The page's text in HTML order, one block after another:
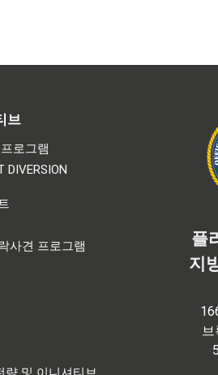
브
로그램
DIVERSION
사견 프로그램
플
지